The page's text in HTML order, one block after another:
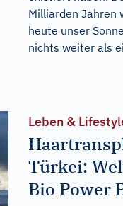
Milliarden Jahren
heute unser
nichts weiter als
Leben &
Türkei:
Bio Power